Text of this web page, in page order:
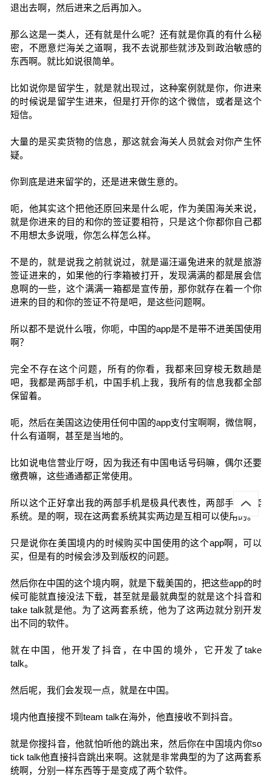
退出去啊，然后进来之后再加入。
那么这是一类人，还有就是什么呢？还有就是你真的有什么秘
密，不愿意烂海关之道啊，我不去说那些就涉及到政治敏感的
东西啊。就比如说很简单。
比如说你是留学生，就是就出现过，这种案例就是你，你进来
的时候说是留学生进来，但是打开你的这个微信，或者是这个
短信。
大量的是买卖货物的信息，那这就会海关人员就会对你产生怀
疑。
你到底是进来留学的，还是进来做生意的。
呃，他其实这个把他还原回来是什么呢，作为美国海关来说，
就是你进来的目的和你的签证要相符，只是这个你都你自己都
不用想太多说哦，你怎么样怎么样。
不是的，就是说我之前就说过，就是逼汪逼兔进来的就是旅游
签证进来的，如果他的行李箱被打开，发现满满的都是展会信
息啊的一些，这个满满一箱都是宣传册，那你就存在着一个你
进来的目的和你的签证不符是吧，是这些问题啊。
所以都不是说什么哦，你呃，中国的app是不是带不进美国使用
啊？
完全不存在这个问题，所有的你看，我都来回穿梭无数趟是
吧，我都是两部手机，中国手机上我，我所有的信息我都全部
保留着。
呃，然后在美国这边使用任何中国的app支付宝啊啊，微信啊，
什么有道啊，甚至是当地的。
比如说电信营业厅呀，因为我还有中国电话号码嘛，偶尔还要
缴费嘛，这些通通都正常使用。
所以这个正好拿出我的两部手机是极具代表性，两部手机两套
系统。是的啊，现在这两套系统其实两边是互相可以使用的。
只是说你在美国境内的时候购买中国使用的这个app啊，可以
买，但是有的时候会涉及到版权的问题。
然后你在中国的这个境内啊，就是下载美国的，把这些app的时
候可能就直接没法下载，甚至就是最就典型的就是这个抖音和
take talk就是他。为了这两套系统，他为了这两边就分别开发
出不同的软件。
就在中国，他开发了抖音，在中国的境外，它开发了take
talk。
然后呢，我们会发现一点，就是在中国。
境内他直接搜不到team talk在海外，他直接收不到抖音。
就是你搜抖音，他就怕听他的跳出来，然后你在中国境内你so
tick talk他直接抖音跳出来啊。这就是非常典型的为了这两套系
统啊，分别一样东西等于是变成了两个软件。